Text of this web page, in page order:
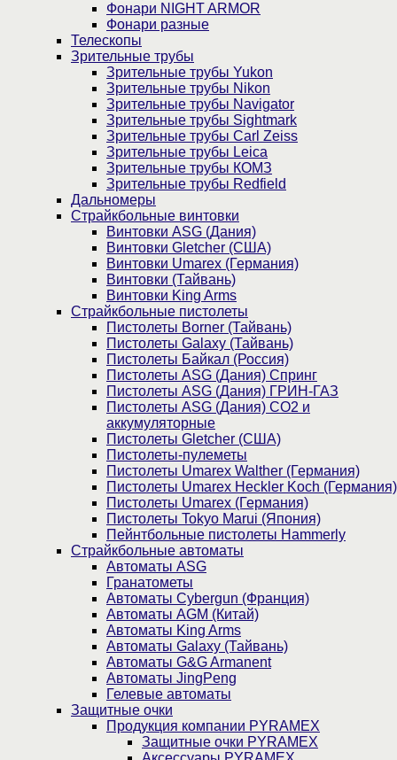
Фонари NIGHT ARMOR
Фонари разные
Телескопы
Зрительные трубы
Зрительные трубы Yukon
Зрительные трубы Nikon
Зрительные трубы Navigator
Зрительные трубы Sightmark
Зрительные трубы Carl Zeiss
Зрительные трубы Leica
Зрительные трубы КОМЗ
Зрительные трубы Redfield
Дальномеры
Страйкбольные винтовки
Винтовки ASG (Дания)
Винтовки Gletcher (США)
Винтовки Umarex (Германия)
Винтовки (Тайвань)
Винтовки King Arms
Страйкбольные пистолеты
Пистолеты Borner (Тайвань)
Пистолеты Galaxy (Тайвань)
Пистолеты Байкал (Россия)
Пистолеты ASG (Дания) Спринг
Пистолеты ASG (Дания) ГРИН-ГАЗ
Пистолеты ASG (Дания) CO2 и
аккумуляторные
Пистолеты Gletcher (США)
Пистолеты-пулеметы
Пистолеты Umarex Walther (Германия)
Пистолеты Umarex Heckler Koch (Германия)
Пистолеты Umarex (Германия)
Пистолеты Tokyo Marui (Япония)
Пейнтбольные пистолеты Hammerly
Страйкбольные автоматы
Автоматы ASG
Гранатометы
Автоматы Cybergun (Франция)
Автоматы AGM (Китай)
Автоматы King Arms
Автоматы Galaxy (Тайвань)
Автоматы G&G Armanent
Автоматы JingPeng
Гелевые автоматы
Защитные очки
Продукция компании PYRAMEX
Защитные очки PYRAMEX